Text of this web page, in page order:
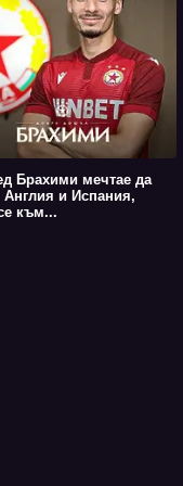
Брахими мечтае да
Англия и Испания,
към...